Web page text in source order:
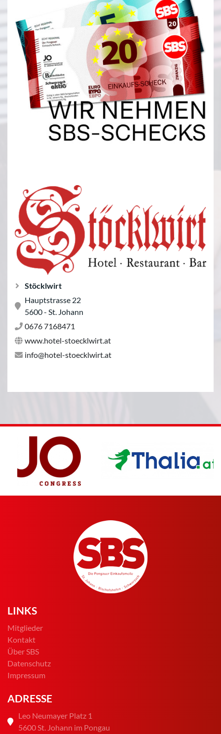
Stöcklwirt
Hauptstrasse 22
5600 - St. Johann
0676 7168471
www.hotel-stoecklwirt.at
info@hotel-stoecklwirt.at
LINKS
Mitglieder
Kontakt
Über SBS
Datenschutz
Impressum
ADRESSE
Leo Neumayer Platz 1
5600 St. Johann im Pongau